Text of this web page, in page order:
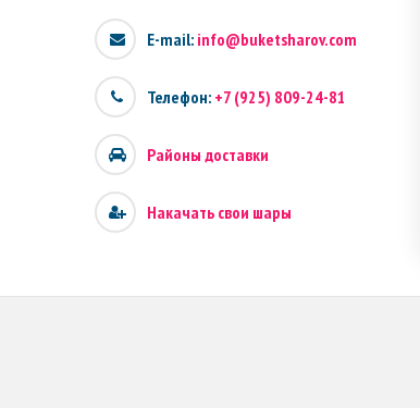
E-mail: info@buketsharov.com
Телефон: +7 (925) 809-24-81
Районы доставки
Накачать свои шары